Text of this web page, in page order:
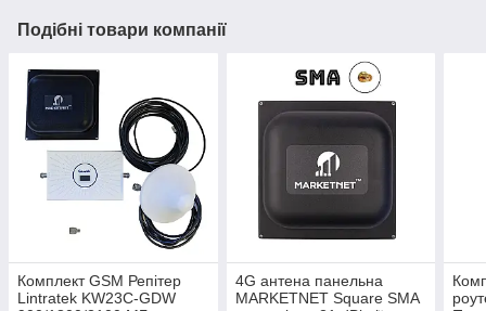
Подібні товари компанії
Комплект GSM Репітер
Lintratek KW23C-GDW
4G антена панельна
MARKETNET Square SMA